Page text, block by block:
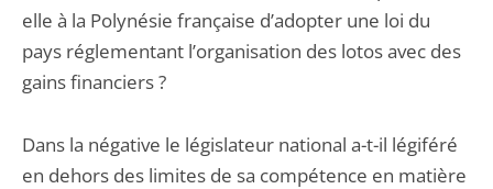
elle à la Polynésie française d’adopter une loi du
pays réglementant l’organisation des lotos avec des
gains financiers ?
Dans la négative le législateur national a-t-il légiféré
en dehors des limites de sa compétence en matière